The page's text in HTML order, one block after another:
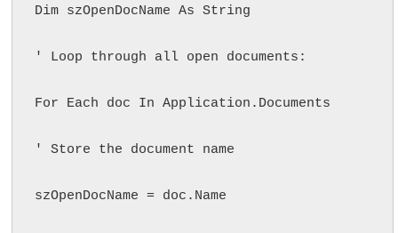
Dim szOpenDocName As String
' Loop through all open documents:
For Each doc In Application.Documents
' Store the document name
szOpenDocName = doc.Name